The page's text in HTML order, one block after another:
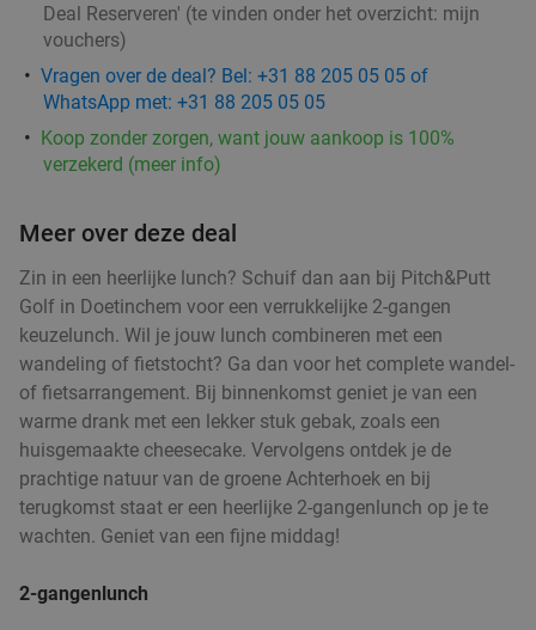
Deal Reserveren' (te vinden onder het overzicht: mijn
vouchers)
Vragen over de deal? Bel: +31 88 205 05 05 of
WhatsApp met: +31 88 205 05 05
Koop zonder zorgen, want jouw aankoop is 100%
verzekerd (meer info)
Meer over deze deal
Zin in een heerlijke lunch? Schuif dan aan bij Pitch&Putt
Golf in Doetinchem voor een verrukkelijke 2-gangen
keuzelunch. Wil je jouw lunch combineren met een
wandeling of fietstocht? Ga dan voor het complete wandel-
of fietsarrangement. Bij binnenkomst geniet je van een
warme drank met een lekker stuk gebak, zoals een
huisgemaakte cheesecake. Vervolgens ontdek je de
prachtige natuur van de groene Achterhoek en bij
terugkomst staat er een heerlijke 2-gangenlunch op je te
wachten. Geniet van een fijne middag!
2-gangenlunch